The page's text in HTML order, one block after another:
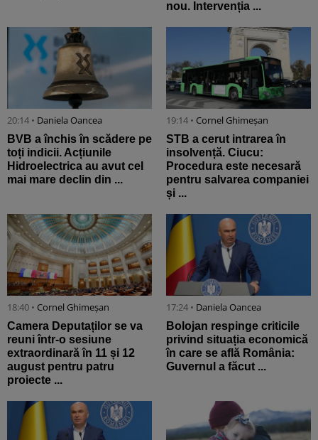
nou. Intervenția ...
20:14 • Daniela Oancea
BVB a închis în scădere pe
toți indicii. Acțiunile
Hidroelectrica au avut cel
mai mare declin din ...
19:14 • Cornel Ghimeșan
STB a cerut intrarea în
insolvență. Ciucu:
Procedura este necesară
pentru salvarea companiei
și ...
18:40 • Cornel Ghimeșan
Camera Deputaților se va
reuni într-o sesiune
extraordinară în 11 și 12
august pentru patru
proiecte ...
17:24 • Daniela Oancea
Bolojan respinge criticile
privind situația economică
în care se află România:
Guvernul a făcut ...